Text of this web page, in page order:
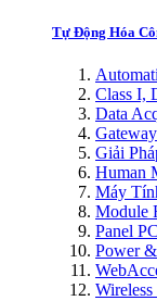
Tự Động Hóa
Class I,
Data
Giải
Human
Máy
Module
Panel PC
Power